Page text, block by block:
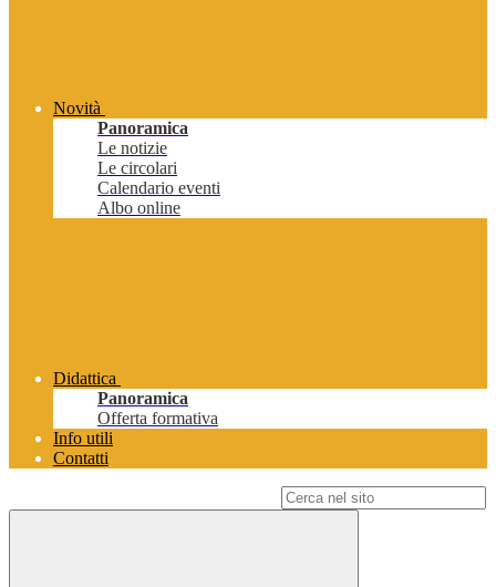
Novità
Panoramica
Le notizie
Le circolari
Calendario eventi
Albo online
Didattica
Panoramica
Offerta formativa
Info utili
Contatti